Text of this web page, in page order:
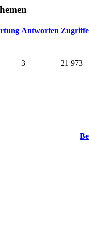
Antworten Zugriffe
3 21 973